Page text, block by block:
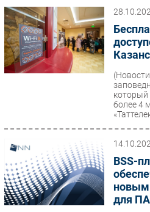
более 4
BSS-
новым
для